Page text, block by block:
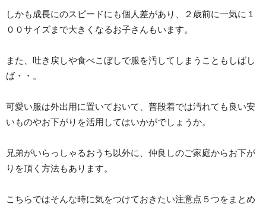
しかも成長にのスピードにも個人差があり、２歳前に一気に１
００サイズまで大きくなるお子さんもいます。
また、吐き戻しや食べこぼしで服を汚してしまうこともしばし
ば・・。
可愛い服は外出用に置いておいて、普段着では汚れても良い安
いものやお下がりを活用してはいかがでしょうか。
兄弟がいらっしゃるおうち以外に、仲良しのご家庭からお下が
りを頂く方法もあります。
こちらではそんな時に気をつけておきたい注意点５つをまとめ